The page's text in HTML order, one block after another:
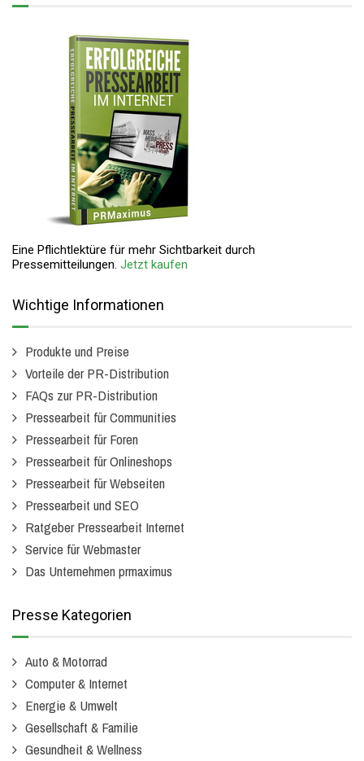
Eine Pflichtlektüre für mehr Sichtbarkeit durch
Pressemitteilungen. Jetzt kaufen
Wichtige Informationen
Produkte und Preise
Vorteile der PR-Distribution
FAQs zur PR-Distribution
Pressearbeit für Communities
Pressearbeit für Foren
Pressearbeit für Onlineshops
Pressearbeit für Webseiten
Pressearbeit und SEO
Ratgeber Pressearbeit Internet
Service für Webmaster
Das Unternehmen prmaximus
Presse Kategorien
Auto & Motorrad
Computer & Internet
Energie & Umwelt
Gesellschaft & Familie
Gesundheit & Wellness